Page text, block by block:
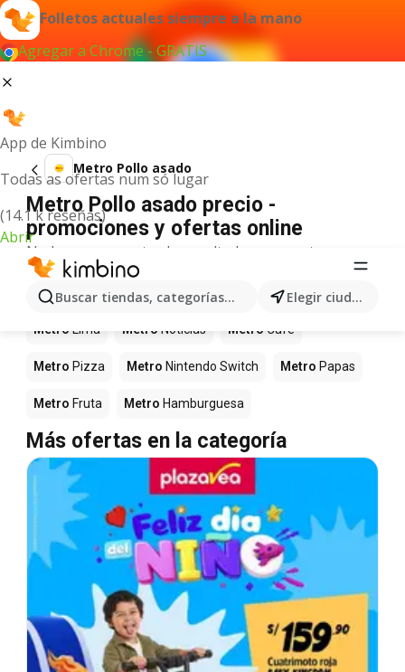
Folletos actuales siempre a la mano
Agregar a Chrome - GRATIS
App de Kimbino
Todas as ofertas num só lugar
(14.1 k reseñas)
Abrir
Buscar tiendas, categorías, productos... Elegir ciudad
Metro Pollo asado
Metro Pollo asado precio -
promociones y ofertas online
No hemos encontrado resultados para este
término.
Más productos en tiendas Metro
Metro Lima Metro Noticias Metro Café
Metro Pizza Metro Nintendo Switch Metro Papas
Metro Fruta Metro Hamburguesa
Más ofertas en la categoría